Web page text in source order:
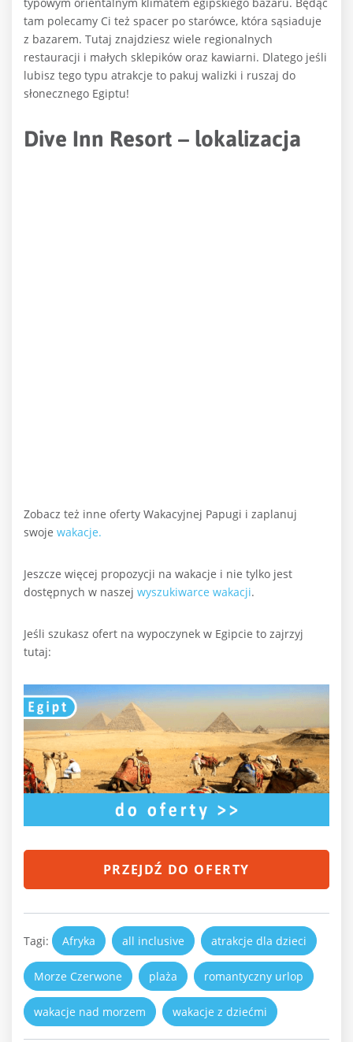
tam polecamy Ci też spacer po starówce, która sąsiaduje
z bazarem. Tutaj znajdziesz wiele regionalnych
restauracji i małych sklepików oraz kawiarni. Dlatego jeśli
lubisz tego typu atrakcje to pakuj walizki i ruszaj do
słonecznego Egiptu!
Dive Inn Resort – lokalizacja
Zobacz też inne oferty Wakacyjnej Papugi i zaplanuj
swoje wakacje.
Jeszcze więcej propozycji na wakacje i nie tylko jest
dostępnych w naszej wyszukiwarce wakacji.
Jeśli szukasz ofert na wypoczynek w Egipcie to zajrzyj
tutaj:
PRZEJDŹ DO OFERTY
Tagi: Afryka all inclusive atrakcje dla dzieci
Morze Czerwone plaża romantyczny urlop
wakacje nad morzem wakacje z dziećmi